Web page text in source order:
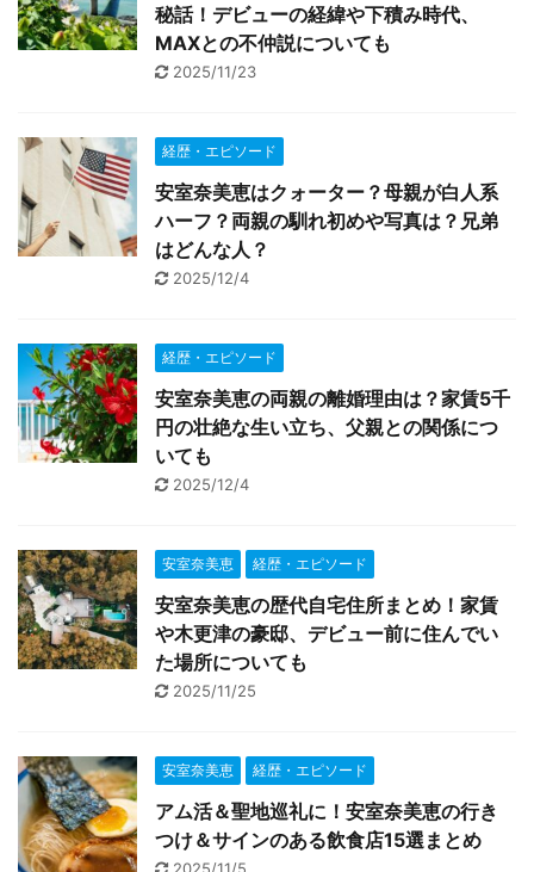
秘話！デビューの経緯や下積み時代、
MAXとの不仲説についても
2025/11/23
経歴・エピソード
安室奈美恵はクォーター？母親が白人系
ハーフ？両親の馴れ初めや写真は？兄弟
はどんな人？
2025/12/4
経歴・エピソード
安室奈美恵の両親の離婚理由は？家賃5千
円の壮絶な生い立ち、父親との関係につ
いても
2025/12/4
安室奈美恵 経歴・エピソード
安室奈美恵の歴代自宅住所まとめ！家賃
や木更津の豪邸、デビュー前に住んでい
た場所についても
2025/11/25
安室奈美恵 経歴・エピソード
アム活＆聖地巡礼に！安室奈美恵の行き
つけ＆サインのある飲食店15選まとめ